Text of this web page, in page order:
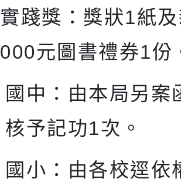
實踐獎：獎狀1紙
000元圖書禮券1份
國中：由本局另案
核予記功1次。
國小：由各校逕依